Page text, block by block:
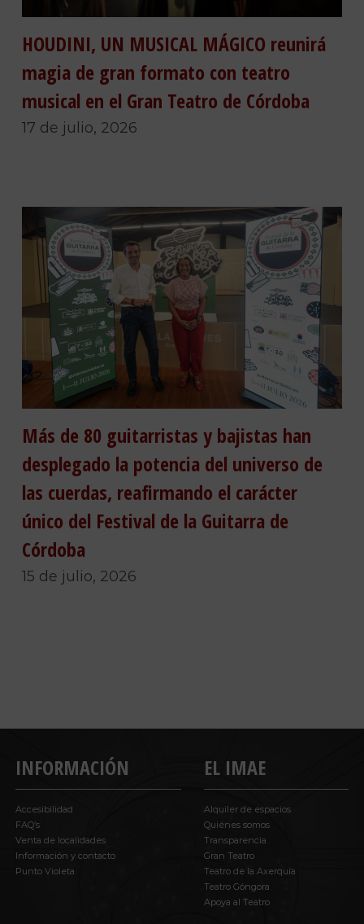
HOUDINI, UN MUSICAL MÁGICO reunirá
magia de gran formato con teatro
musical en el Gran Teatro de Córdoba
17 de julio, 2026
Más de 80 guitarristas y bajistas han
desplegado la potencia del universo de
las cuerdas, reafirmando el carácter
único del Festival de la Guitarra de
Córdoba
15 de julio, 2026
INFORMACIÓN
Accesibilidad
FAQ’s
Venta de localidades
Información y contacto
Punto Violeta
EL IMAE
Alquiler de espacios
Quiénes somos
Transparencia
Gran Teatro
Teatro de la Axerquía
Teatro Góngora
Apoya al Teatro